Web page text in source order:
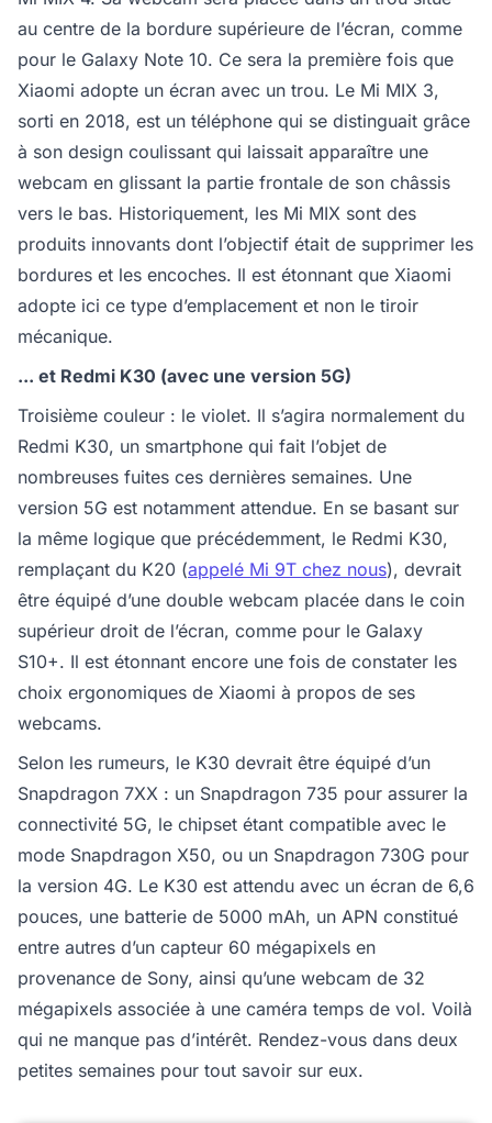
au centre de la bordure supérieure de l’écran, comme
pour le Galaxy Note 10. Ce sera la première fois que
Xiaomi adopte un écran avec un trou. Le Mi MIX 3,
sorti en 2018, est un téléphone qui se distinguait grâce
à son design coulissant qui laissait apparaître une
webcam en glissant la partie frontale de son châssis
vers le bas. Historiquement, les Mi MIX sont des
produits innovants dont l’objectif était de supprimer les
bordures et les encoches. Il est étonnant que Xiaomi
adopte ici ce type d’emplacement et non le tiroir
mécanique.
... et Redmi K30 (avec une version 5G)
Troisième couleur : le violet. Il s’agira normalement du
Redmi K30, un smartphone qui fait l’objet de
nombreuses fuites ces dernières semaines. Une
version 5G est notamment attendue. En se basant sur
la même logique que précédemment, le Redmi K30,
remplaçant du K20 (appelé Mi 9T chez nous), devrait
être équipé d’une double webcam placée dans le coin
supérieur droit de l’écran, comme pour le Galaxy
S10+. Il est étonnant encore une fois de constater les
choix ergonomiques de Xiaomi à propos de ses
webcams.
Selon les rumeurs, le K30 devrait être équipé d’un
Snapdragon 7XX : un Snapdragon 735 pour assurer la
connectivité 5G, le chipset étant compatible avec le
mode Snapdragon X50, ou un Snapdragon 730G pour
la version 4G. Le K30 est attendu avec un écran de 6,6
pouces, une batterie de 5000 mAh, un APN constitué
entre autres d’un capteur 60 mégapixels en
provenance de Sony, ainsi qu’une webcam de 32
mégapixels associée à une caméra temps de vol. Voilà
qui ne manque pas d’intérêt. Rendez-vous dans deux
petites semaines pour tout savoir sur eux.